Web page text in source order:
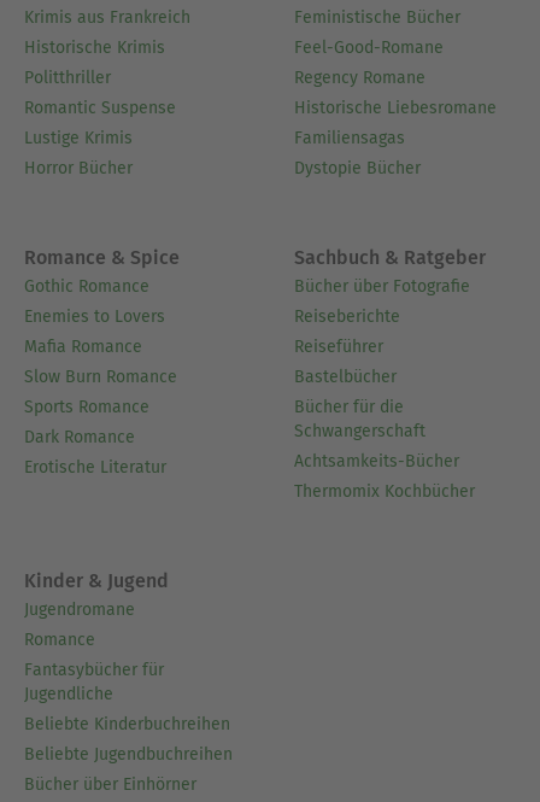
Krimis aus Frankreich
Historische Krimis
Politthriller
Romantic Suspense
Lustige Krimis
Horror Bücher
Feministische Bücher
Feel-Good-Romane
Regency Romane
Historische Liebesromane
Familiensagas
Dystopie Bücher
Romance & Spice
Gothic Romance
Enemies to Lovers
Mafia Romance
Slow Burn Romance
Sports Romance
Dark Romance
Erotische Literatur
Sachbuch & Ratgeber
Bücher über Fotografie
Reiseberichte
Reiseführer
Bastelbücher
Bücher für die
Schwangerschaft
Achtsamkeits-Bücher
Thermomix Kochbücher
Kinder & Jugend
Jugendromane
Romance
Fantasybücher für
Jugendliche
Beliebte Kinderbuchreihen
Beliebte Jugendbuchreihen
Bücher über Einhörner